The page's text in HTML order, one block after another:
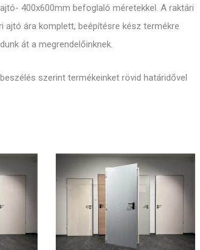
400x600mm befoglaló méretekkel. A raktári
ára komplett, beépítésre kész termékre
át a megrendelőinknek.
szerint termékeinket rövid határidővel